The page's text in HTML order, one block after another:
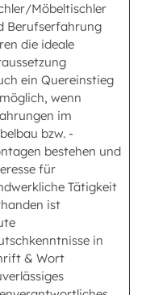
Möbeltischler
Berufserfahrung
die ideale
ein Quereinstieg
wenn
im
bzw. -
bestehen und
für
Tätigkeit
ist
in
& Wort